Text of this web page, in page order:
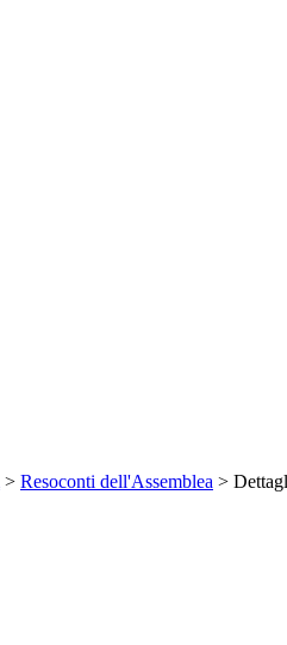
> Resoconti dell'Assemblea >